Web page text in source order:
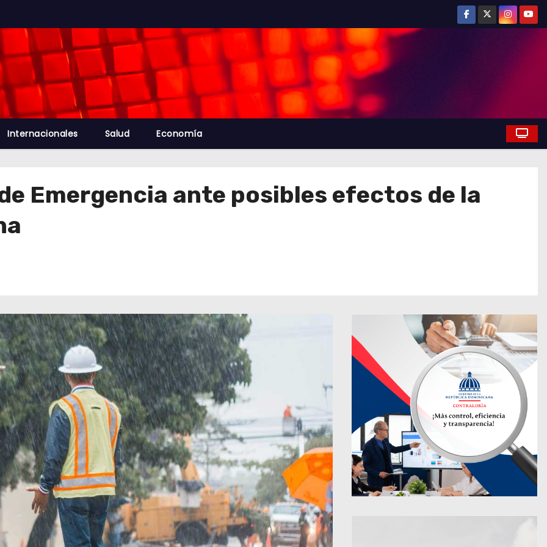
Internacionales Salud Economía
Emergencia ante posibles efectos de la